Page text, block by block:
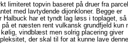
limiteret topvin baseret på druer fra
med lavtydende dijonkloner. Begge er
Halbuck har et tyndt lag løss i toplaget,
et næsten rent vulkansk grundfjeld kun
vindblæst men solrig placering giver
der skal til for at kunne lave denne